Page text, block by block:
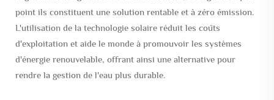
point ils constituent une solution rentable et à zéro émission.
L'utilisation de la technologie solaire réduit les coûts
d'exploitation et aide le monde à promouvoir les systèmes
d'énergie renouvelable, offrant ainsi une alternative pour
rendre la gestion de l'eau plus durable.